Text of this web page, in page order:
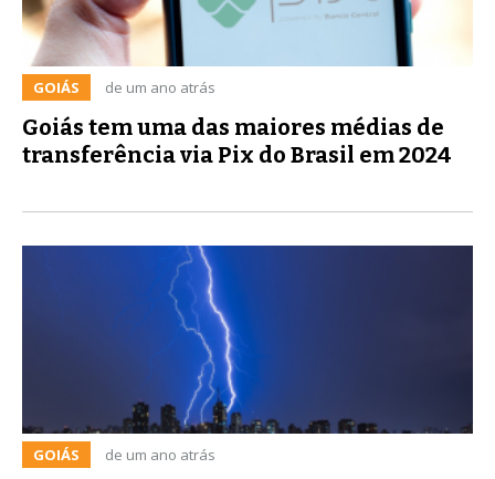
GOIÁS de um ano atrás
Goiás tem uma das maiores médias de
transferência via Pix do Brasil em 2024
GOIÁS de um ano atrás